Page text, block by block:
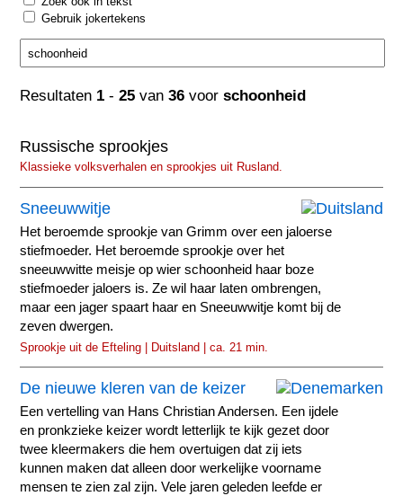
Gebruik jokertekens
Resultaten 1 -25 van36 voorschoonheid
Russische sprookjes
Klassieke volksverhalen en sprookjes uit Rusland.
Sneeuwwitje
Het beroemde sprookje van Grimm over een jaloerse
stiefmoeder. Het beroemde sprookje over het
sneeuwwitte meisje op wier schoonheid haar boze
stiefmoeder jaloers is. Ze wil haar laten ombrengen,
maar een jager spaart haar en Sneeuwwitje komt bij de
zeven dwergen.
Sprookje uit de Efteling | Duitsland | ca. 21 min.
De nieuwe kleren van de keizer
Een vertelling van Hans Christian Andersen. Een ijdele
en pronkzieke keizer wordt letterlijk te kijk gezet door
twee kleermakers die hem overtuigen dat zij iets
kunnen maken dat alleen door werkelijke voorname
mensen te zien zal zijn. Vele jaren geleden leefde er